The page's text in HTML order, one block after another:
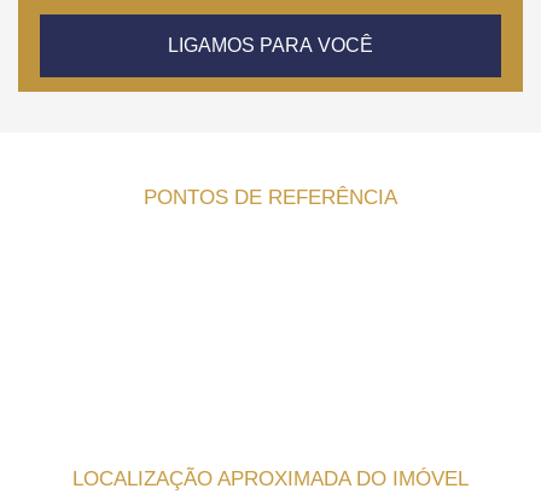
LIGAMOS PARA VOCÊ
PONTOS DE REFERÊNCIA
LOCALIZAÇÃO APROXIMADA DO IMÓVEL